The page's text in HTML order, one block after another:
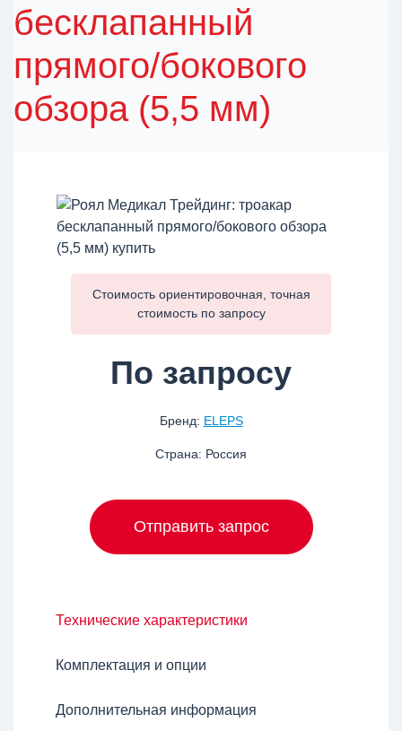
бесклапанный
прямого/бокового
обзора (5,5 мм)
Стоимость ориентировочная, точная
стоимость по запросу
По запросу
Бренд: ELEPS
Страна: Россия
Отправить запрос
Технические характеристики
Комплектация и опции
Дополнительная информация